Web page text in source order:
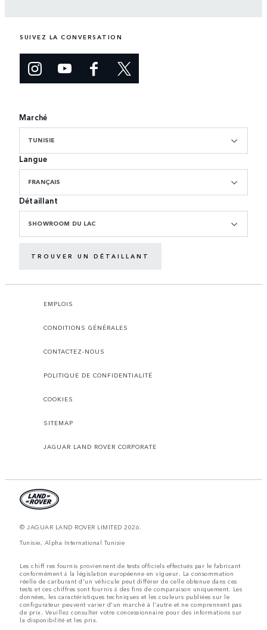
SUIVEZ LA CONVERSATION
Marché
TUNISIE
Langue
FRANÇAIS
Détaillant
SHOWROOM DU LAC
TROUVER UN DÉTAILLANT
EMPLOIS
CONDITIONS GÉNÉRALES
CONTACTEZ-NOUS
POLITIQUE DE CONFIDENTIALITÉ
COOKIES
SITEMAP
JAGUAR LAND ROVER CORPORATE
© JAGUAR LAND ROVER LIMITED 2026.
Tunisie, Alpha International Tunisie
Les chiff res fournis proviennent de tests officiels effectués par le fabricant
conformément å la législation européenne en vigueur. La consommation
réelle de carburant d'un véhicule peut différer de celle obtenue dans ces
tests et ces chiffres sont fournis å des fins de comparaison uniquement. Les
données, les caractéristiques techniques et les couleurs publiées sur le
configurateur peuvent varier d'un marché à l'autre et ne comprennent pas
de prix. Veuillez consulter votre concessionnaire pour des informations sur
la disponibilité et les prix.